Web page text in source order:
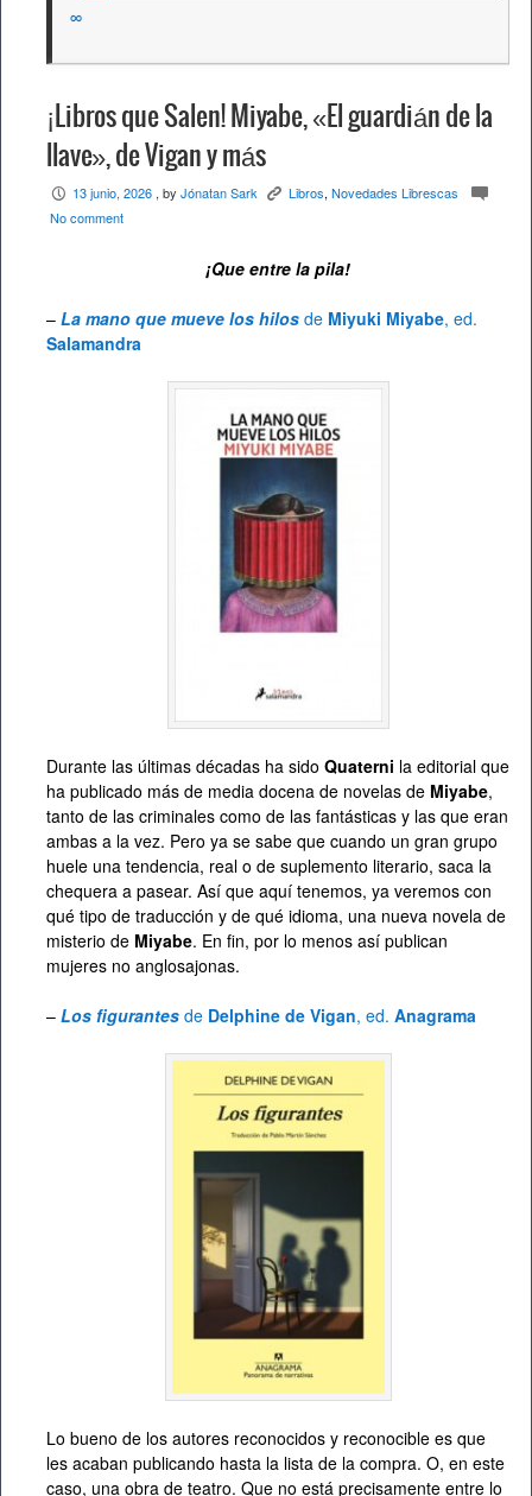
∞
¡Libros que Salen! Miyabe, «El guardián de la
llave», de Vigan y más
P 13 junio, 2026 , by Jónatan Sark K Libros,Novedades Librescas c
No comment
¡Que entre la pila!
– La mano que mueve los hilos de Miyuki Miyabe, ed.
Salamandra
Durante las últimas décadas ha sido Quaterni la editorial que
ha publicado más de media docena de novelas de Miyabe,
tanto de las criminales como de las fantásticas y las que eran
ambas a la vez. Pero ya se sabe que cuando un gran grupo
huele una tendencia, real o de suplemento literario, saca la
chequera a pasear. Así que aquí tenemos, ya veremos con
qué tipo de traducción y de qué idioma, una nueva novela de
misterio de Miyabe. En fin, por lo menos así publican
mujeres no anglosajonas.
– Los figurantes de Delphine de Vigan, ed. Anagrama
Lo bueno de los autores reconocidos y reconocible es que
les acaban publicando hasta la lista de la compra. O, en este
caso, una obra de teatro. Que no está precisamente entre lo